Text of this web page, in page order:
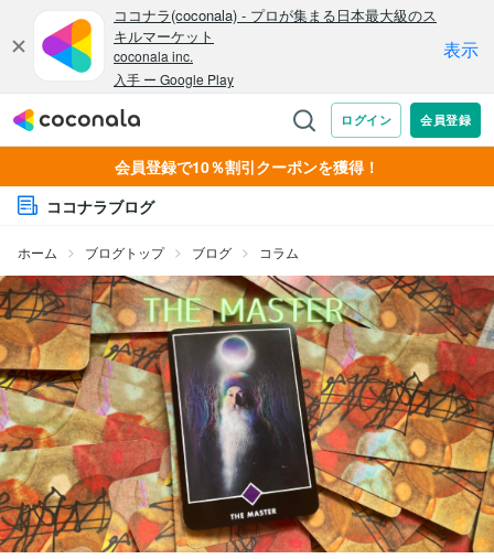
会員登録で10％割引クーポンを獲得！
ココナラブログ
ホーム ブログトップ ブログ コラム